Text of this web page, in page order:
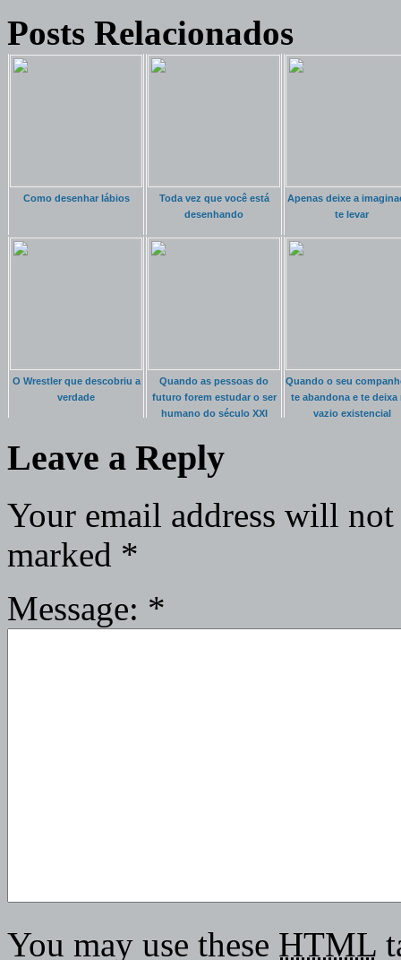
Posts Relacionados
Como desenhar lábios
Toda vez que você está
desenhando
Apenas deixe a
te levar
O Wrestler que descobriu a
verdade
Quando as pessoas do
futuro forem estudar o ser
humano do século XXI
Quando o seu
te abandona e te deixa
vazio existencial
Leave a Reply
Your email address will
marked *
Message: *
You may use these HTML